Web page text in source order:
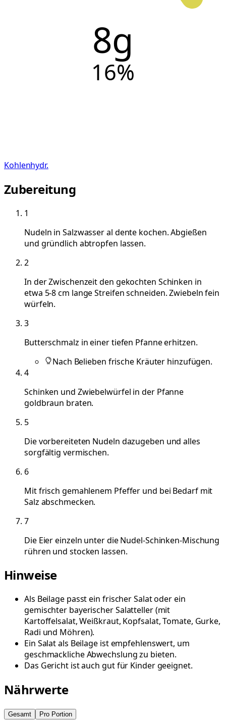
8g
16%
Kohlenhydr.
Zubereitung
1
Nudeln in Salzwasser al dente kochen. Abgießen
und gründlich abtropfen lassen.
2
In der Zwischenzeit den gekochten Schinken in
etwa 5-8 cm lange Streifen schneiden. Zwiebeln fein
würfeln.
3
Butterschmalz in einer tiefen Pfanne erhitzen.
Nach Belieben frische Kräuter hinzufügen.
4
Schinken und Zwiebelwürfel in der Pfanne
goldbraun braten.
5
Die vorbereiteten Nudeln dazugeben und alles
sorgfältig vermischen.
6
Mit frisch gemahlenem Pfeffer und bei Bedarf mit
Salz abschmecken.
7
Die Eier einzeln unter die Nudel-Schinken-Mischung
rühren und stocken lassen.
Hinweise
Als Beilage passt ein frischer Salat oder ein
gemischter bayerischer Salatteller (mit
Kartoffelsalat, Weißkraut, Kopfsalat, Tomate, Gurke,
Radi und Möhren).
Ein Salat als Beilage ist empfehlenswert, um
geschmackliche Abwechslung zu bieten.
Das Gericht ist auch gut für Kinder geeignet.
Nährwerte
Gesamt Pro Portion